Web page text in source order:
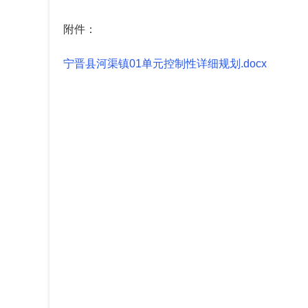
附件：
宁晋县河渠镇01单元控制性详细规划.docx